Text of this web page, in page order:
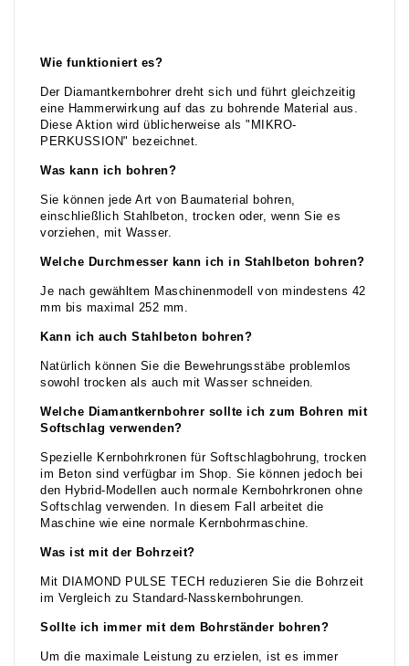
Wie funktioniert es?
Der Diamantkernbohrer dreht sich und führt gleichzeitig
eine Hammerwirkung auf das zu bohrende Material aus.
Diese Aktion wird üblicherweise als "MIKRO-
PERKUSSION" bezeichnet.
Was kann ich bohren?
Sie können jede Art von Baumaterial bohren,
einschließlich Stahlbeton, trocken oder, wenn Sie es
vorziehen, mit Wasser.
Welche Durchmesser kann ich in Stahlbeton bohren?
Je nach gewähltem Maschinenmodell von mindestens 42
mm bis maximal 252 mm.
Kann ich auch Stahlbeton bohren?
Natürlich können Sie die Bewehrungsstäbe problemlos
sowohl trocken als auch mit Wasser schneiden.
Welche Diamantkernbohrer sollte ich zum Bohren mit
Softschlag verwenden?
Spezielle Kernbohrkronen für Softschlagbohrung, trocken
im Beton sind verfügbar im Shop. Sie können jedoch bei
den Hybrid-Modellen auch normale Kernbohrkronen ohne
Softschlag verwenden. In diesem Fall arbeitet die
Maschine wie eine normale Kernbohrmaschine.
Was ist mit der Bohrzeit?
Mit DIAMOND PULSE TECH reduzieren Sie die Bohrzeit
im Vergleich zu Standard-Nasskernbohrungen.
Sollte ich immer mit dem Bohrständer bohren?
Um die maximale Leistung zu erzielen, ist es immer